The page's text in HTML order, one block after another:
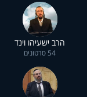
הרב ישעיהו וינד
54 סרטונים